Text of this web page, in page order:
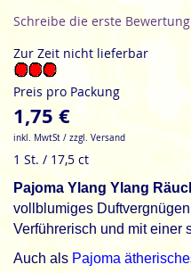
Schreibe die erste
Zur Zeit nicht lieferbar
Preis pro Packung
1,75 €
inkl. MwtSt / zzgl. Versand
1 St. / 17,5 ct
Pajoma Ylang Ylang
vollblumiges
Verführerisch und mit einer
Auch als Pajoma